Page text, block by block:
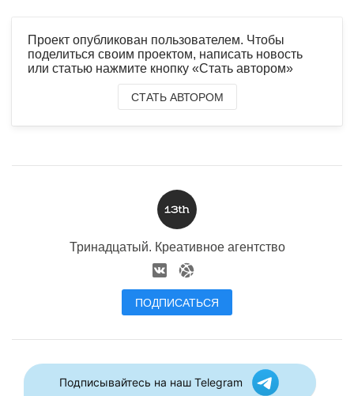
Проект опубликован пользователем. Чтобы
поделиться своим проектом, написать новость
или статью нажмите кнопку «Стать автором»
СТАТЬ АВТОРОМ
Тринадцатый. Креативное агентство
ПОДПИСАТЬСЯ
Подписывайтесь на наш Telegram